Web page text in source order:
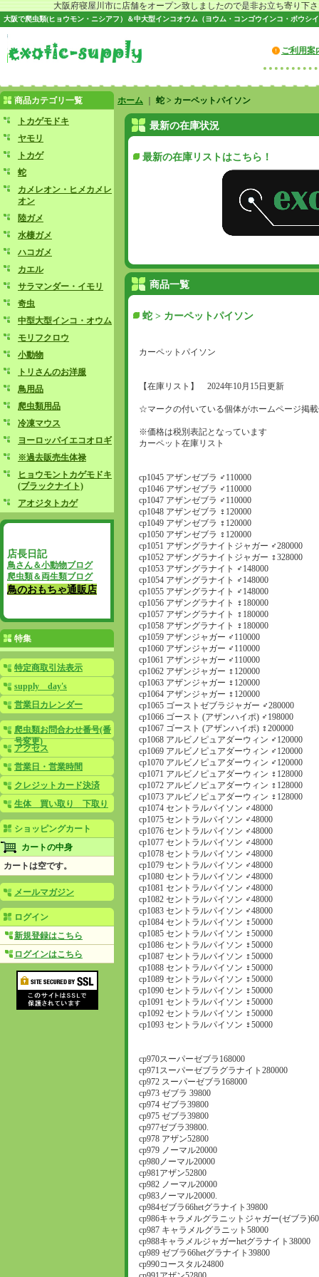
大阪府寝屋川市に店舗をオープン致しましたので是非お立ち寄り下
大阪で爬虫類(ヒョウモン・ニシアフ）＆中大型インコオウム（ヨウム・コンゴウインコ・ボウシ
ご利用案
商品カテゴリ一覧
トカゲモドキ
ヤモリ
トカゲ
蛇
カメレオン・ヒメカメレ
オン
陸ガメ
水棲ガメ
ハコガメ
カエル
サラマンダー・イモリ
奇虫
中型大型インコ・オウム
モリフクロウ
小動物
トリさんのお洋服
鳥用品
爬虫類用品
冷凍マウス
ヨーロッパイエコオロギ
※過去販売生体禄
ヒョウモントカゲモドキ
(ブラックナイト)
アオジタトカゲ
店長日記
鳥さん＆小動物ブログ
爬虫類＆両生類ブログ
鳥のおもちゃ通販店
特集
特定商取引法表示
supply day's
営業日カレンダー
爬虫類お問合わせ番号(番
号変更)
アクセス
営業日・営業時間
クレジットカード決済
生体 買い取り 下取り
ショッピングカート
カートの中身
カートは空です。
メールマガジン
ログイン
新規登録はこちら
ログインはこちら
ホーム 蛇 > カーペットパイソン
最新の在庫状況
最新の在庫リストはこちら！
商品一覧
蛇 > カーペットパイソン
カーペットパイソン
【在庫リスト】 2024年10月15日更新
☆マークの付いている個体がホームページ掲
※価格は税別表記となっています
カーペット在庫リスト
cp1045 アザンゼブラ ♂110000
cp1046 アザンゼブラ ♂110000
cp1047 アザンゼブラ ♂110000
cp1048 アザンゼブラ ♀120000
cp1049 アザンゼブラ ♀120000
cp1050 アザンゼブラ ♀120000
cp1051 アザングラナイトジャガー ♂280000
cp1052 アザングラナイトジャガー ♀328000
cp1053 アザングラナイト ♂148000
cp1054 アザングラナイト ♂148000
cp1055 アザングラナイト ♂148000
cp1056 アザングラナイト ♀180000
cp1057 アザングラナイト ♀180000
cp1058 アザングラナイト ♀180000
cp1059 アザンジャガー ♂110000
cp1060 アザンジャガー ♂110000
cp1061 アザンジャガー ♂110000
cp1062 アザンジャガー ♀120000
cp1063 アザンジャガー ♀120000
cp1064 アザンジャガー ♀120000
cp1065 ゴーストゼブラジャガー ♂280000
cp1066 ゴースト (アザンハイポ) ♂198000
cp1067 ゴースト (アザンハイポ) ♀200000
cp1068 アルビノピュアダーウィン ♂120000
cp1069 アルビノピュアダーウィン ♂120000
cp1070 アルビノピュアダーウィン ♂120000
cp1071 アルビノピュアダーウィン ♀128000
cp1072 アルビノピュアダーウィン ♀128000
cp1073 アルビノピュアダーウィン ♀128000
cp1074 セントラルパイソン ♂48000
cp1075 セントラルパイソン ♂48000
cp1076 セントラルパイソン ♂48000
cp1077 セントラルパイソン ♂48000
cp1078 セントラルパイソン ♂48000
cp1079 セントラルパイソン ♂48000
cp1080 セントラルパイソン ♂48000
cp1081 セントラルパイソン ♂48000
cp1082 セントラルパイソン ♂48000
cp1083 セントラルパイソン ♂48000
cp1084 セントラルパイソン ♀50000
cp1085 セントラルパイソン ♀50000
cp1086 セントラルパイソン ♀50000
cp1087 セントラルパイソン ♀50000
cp1088 セントラルパイソン ♀50000
cp1089 セントラルパイソン ♀50000
cp1090 セントラルパイソン ♀50000
cp1091 セントラルパイソン ♀50000
cp1092 セントラルパイソン ♀50000
cp1093 セントラルパイソン ♀50000
cp970スーパーゼブラ168000
cp971スーパーゼブラグラナイト280000
cp972 スーパーゼブラ168000
cp973 ゼブラ 39800
cp974 ゼブラ39800
cp975 ゼブラ39800
cp977ゼブラ39800.
cp978 アザン52800
cp979 ノーマル20000
cp980ノーマル20000
cp981アザン52800
cp982 ノーマル20000
cp983ノーマル20000.
cp984ゼブラ66hetグラナイト39800
cp986キャラメルグラニットジャガー(ゼブラ
cp987 キャラメルグラニット58000
cp988キャラメルジャガーhetグラナイト38000
cp989 ゼブラ66hetグラナイト39800
cp990コースタル24800